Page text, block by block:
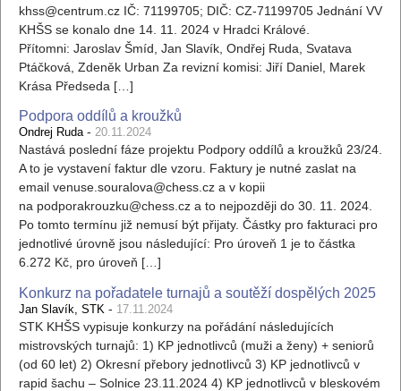
khss@centrum.cz IČ: 71199705; DIČ: CZ-71199705 Jednání VV
KHŠS se konalo dne 14. 11. 2024 v Hradci Králové.
Přítomni: Jaroslav Šmíd, Jan Slavík, Ondřej Ruda, Svatava
Ptáčková, Zdeněk Urban Za revizní komisi: Jiří Daniel, Marek
Krása Předseda […]
Podpora oddílů a kroužků
Ondrej Ruda - 20.11.2024
Nastává poslední fáze projektu Podpory oddílů a kroužků 23/24.
A to je vystavení faktur dle vzoru. Faktury je nutné zaslat na
email venuse.souralova@chess.cz a v kopii
na podporakrouzku@chess.cz a to nejpozději do 30. 11. 2024.
Po tomto termínu již nemusí být přijaty. Částky pro fakturaci pro
jednotlivé úrovně jsou následující: Pro úroveň 1 je to částka
6.272 Kč, pro úroveň […]
Konkurz na pořadatele turnajů a soutěží dospělých 2025
Jan Slavík, STK - 17.11.2024
STK KHŠS vypisuje konkurzy na pořádání následujících
mistrovských turnajů: 1) KP jednotlivců (muži a ženy) + seniorů
(od 60 let) 2) Okresní přebory jednotlivců 3) KP jednotlivců v
rapid šachu – Solnice 23.11.2024 4) KP jednotlivců v bleskovém